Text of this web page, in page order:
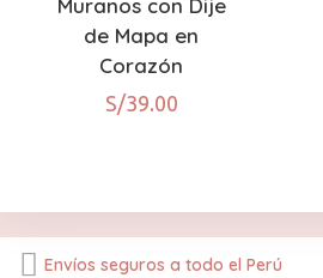
Muranos con Dije
de Mapa en
Corazón
S/39.00
Envíos seguros a todo el Perú